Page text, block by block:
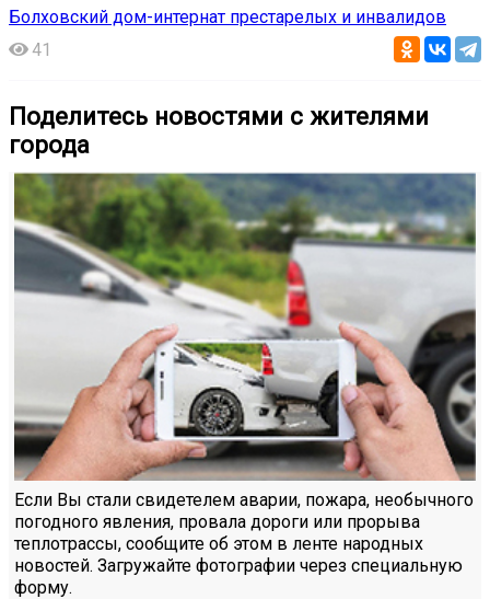
Болховский дом-интернат престарелых и инвалидов
41
Поделитесь новостями с жителями
города
Если Вы стали свидетелем аварии, пожара, необычного
погодного явления, провала дороги или прорыва
теплотрассы, сообщите об этом в ленте народных
новостей. Загружайте фотографии через специальную
форму.